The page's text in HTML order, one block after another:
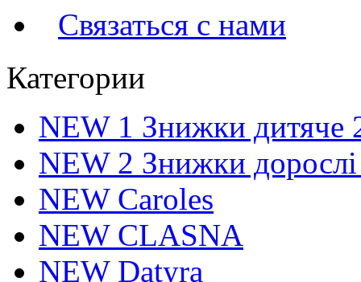
Связаться с нами
Категории
NEW 1 Знижки дитяче
NEW 2 Знижки
NEW Caroles
NEW CLASNA
NEW Datyra